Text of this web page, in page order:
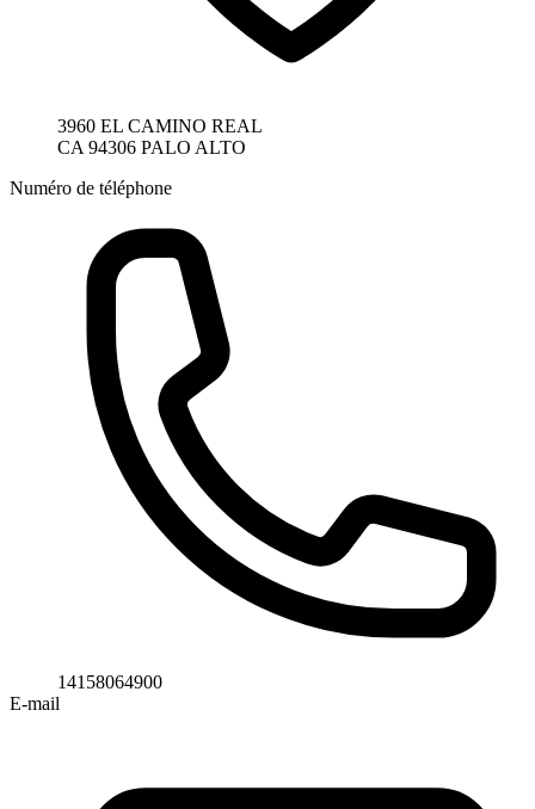
3960 EL CAMINO REAL
CA 94306 PALO ALTO
Numéro de téléphone
14158064900
E-mail